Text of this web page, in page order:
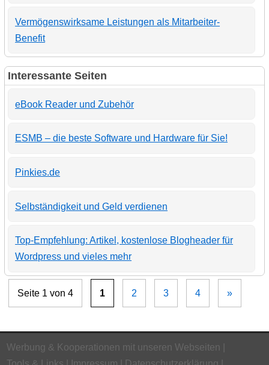
Vermögenswirksame Leistungen als Mitarbeiter-
Benefit
Interessante Seiten
eBook Reader und Zubehör
ESMB – die beste Software und Hardware für Sie!
Pinkies.de
Selbständigkeit und Geld verdienen
Top-Empfehlung: Artikel, kostenlose Blogheader für
Wordpress und vieles mehr
Seite 1 von 4 1 2 3 4 »
Werbung & Kooperationen mit unseren Webseiten